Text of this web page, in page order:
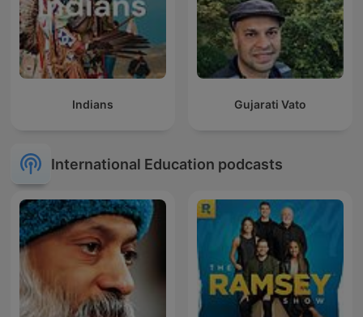
Indians Gujarati Vato
International Education podcasts